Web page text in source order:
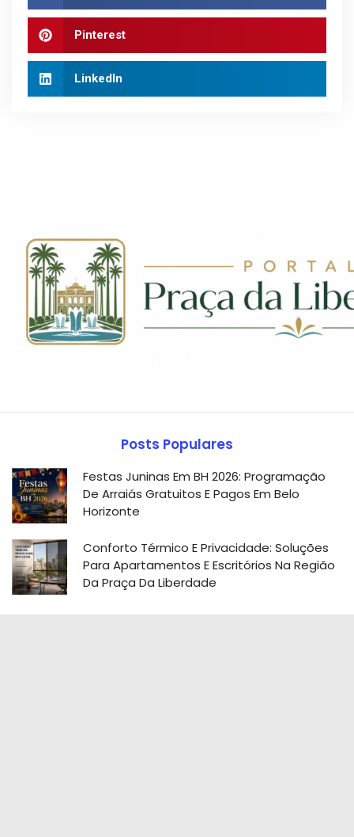
Pinterest
LinkedIn
Posts Populares
Festas Juninas Em BH 2026: Programação
De Arraiás Gratuitos E Pagos Em Belo
Horizonte
Conforto Térmico E Privacidade: Soluções
Para Apartamentos E Escritórios Na Região
Da Praça Da Liberdade